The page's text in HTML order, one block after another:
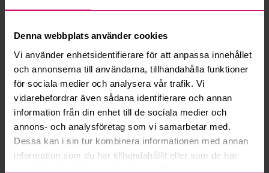
Denna webbplats använder cookies
Vi använder enhetsidentifierare för att anpassa innehållet
och annonserna till användarna, tillhandahålla funktioner
för sociala medier och analysera vår trafik. Vi
vidarebefordrar även sådana identifierare och annan
information från din enhet till de sociala medier och
annons- och analysföretag som vi samarbetar med.
Dessa kan i sin tur kombinera informationen med annan
information som du har tillhandahållit eller som de har
samlat in när du har använt deras tjänster.
Vad är ett reservationspris?
Hur fungerar maxbud?
Hur fungerar budmotorn?
Kan jag ångra ett bud?